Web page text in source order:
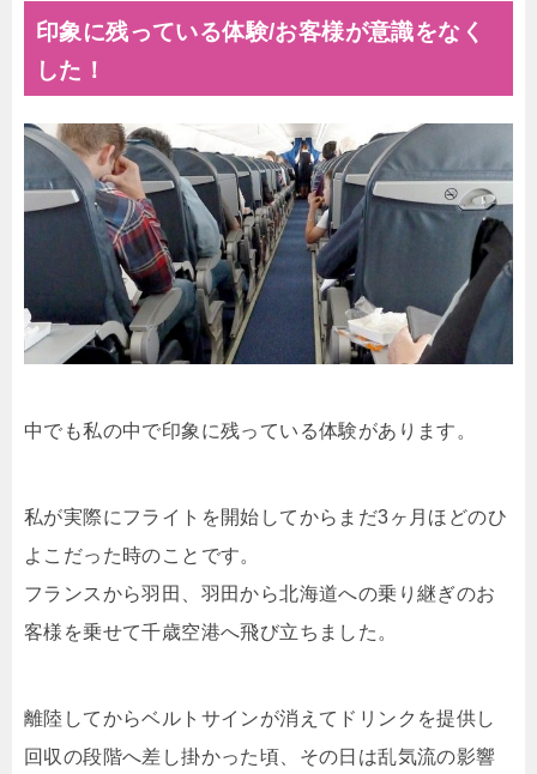
印象に残っている体験/お客様が意識をなく
した！
中でも私の中で印象に残っている体験があります。
私が実際にフライトを開始してからまだ3ヶ月ほどのひ
よこだった時のことです。
フランスから羽田、羽田から北海道への乗り継ぎのお
客様を乗せて千歳空港へ飛び立ちました。
離陸してからベルトサインが消えてドリンクを提供し
回収の段階へ差し掛かった頃、その日は乱気流の影響